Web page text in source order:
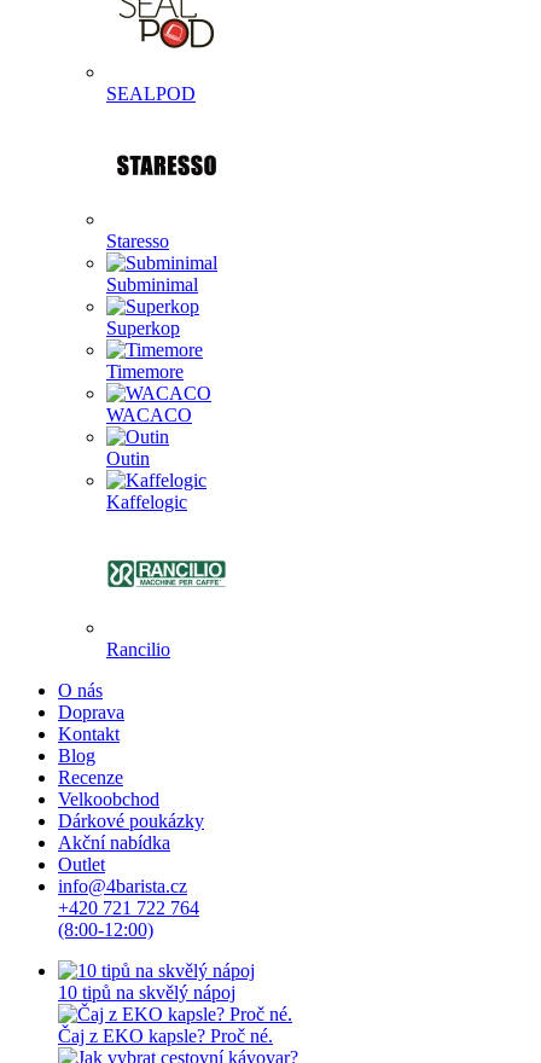
SEALPOD
Staresso
Subminimal
Superkop
Timemore
WACACO
Outin
Kaffelogic
Rancilio
O nás
Doprava
Kontakt
Blog
Recenze
Velkoobchod
Dárkové poukázky
Akční nabídka
Outlet
info@4barista.cz
+420 721 722 764
(8:00-12:00)
10 tipů na skvělý nápoj
Čaj z EKO kapsle? Proč né.